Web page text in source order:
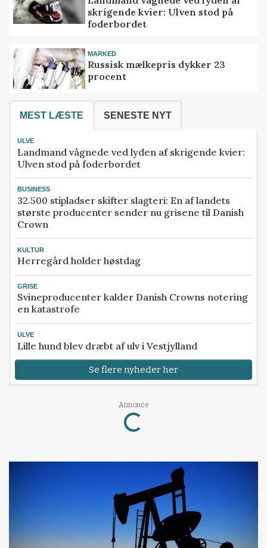
skrigende kvier: Ulven stod på
foderbordet
MARKED
Russisk mælkepris dykker 23
procent
MEST LÆSTE SENESTE NYT
ULVE
Landmand vågnede ved lyden af skrigende kvier:
Ulven stod på foderbordet
BUSINESS
32.500 stipladser skifter slagteri: En af landets
største producenter sender nu grisene til Danish
Crown
KULTUR
Herregård holder høstdag
GRISE
Svineproducenter kalder Danish Crowns notering
en katastrofe
ULVE
Lille hund blev dræbt af ulv i Vestjylland
Se flere nyheder her
Annonce
Loading...